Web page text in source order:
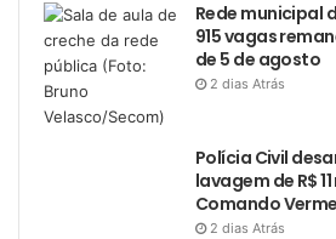
Rede municipal
915 vagas
de 5 de agosto
2 dias Atrás
Polícia Civil
lavagem de R$
Comando
2 dias Atrás